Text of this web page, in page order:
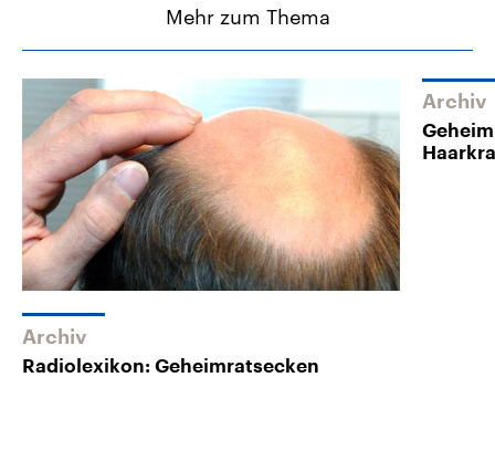
Mehr zum Thema
Archiv
Radiolexikon: Geheimratsecken
Archiv